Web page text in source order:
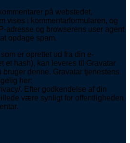
på webstedet,
vises i kommentarformularen, og
adresse og browserens user agent
opdage spam.
er oprettet ud fra din e-
et hash), kan leveres til Gravatar
bruger denne. Gravatar tjenestens
her:
. Efter godkendelse af din
være synligt for offentligheden